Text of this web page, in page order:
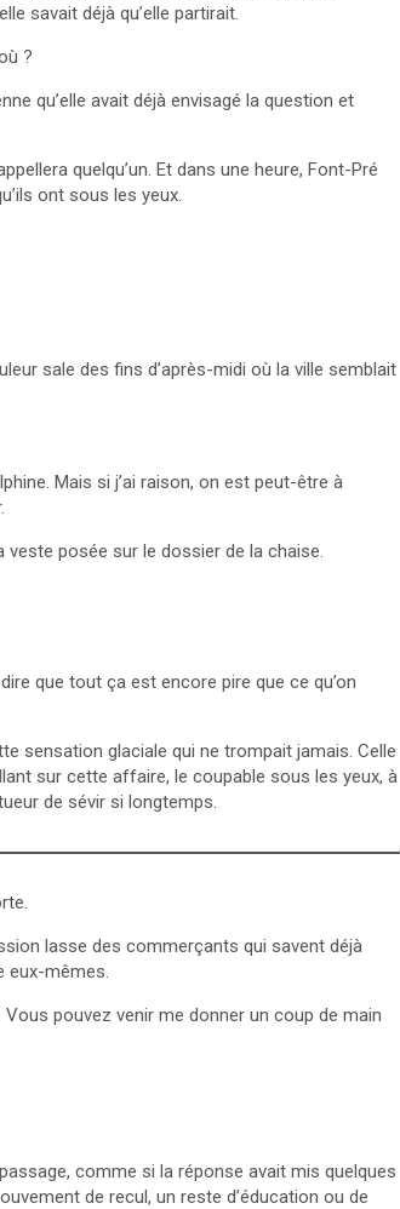
savait déjà qu’elle partirait.
?
qu’elle avait déjà envisagé la question et
quelqu’un. Et dans une heure, Font-Pré
ont sous les yeux.
sale des fins d’après-midi où la ville semblait
Mais si j’ai raison, on est peut-être à
posée sur le dossier de la chaise.
que tout ça est encore pire que ce qu’on
sensation glaciale qui ne trompait jamais. Celle
sur cette affaire, le coupable sous les yeux, à
de sévir si longtemps.
lasse des commerçants qui savent déjà
eux-mêmes.
pouvez venir me donner un coup de main
comme si la réponse avait mis quelques
de recul, un reste d’éducation ou de